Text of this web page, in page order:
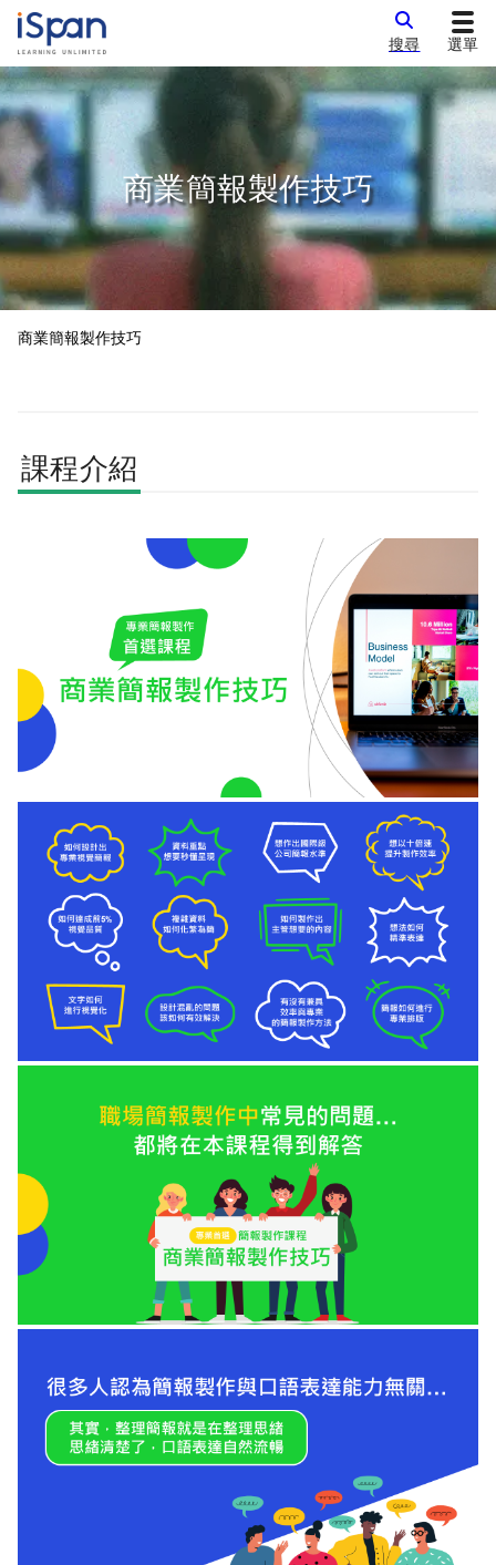
搜尋 選單
商業簡報製作技巧
商業簡報製作技巧
課程介紹